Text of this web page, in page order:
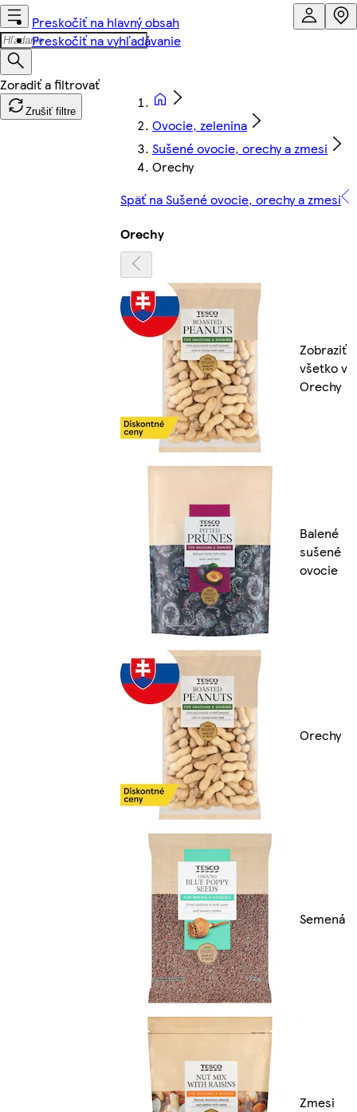
Preskočiť na hlavný obsah
Preskočiť na vyhľadávanie
Zrušiť filtre
Ovocie, zelenina
Sušené ovocie, orechy a zmesi
Orechy
Späť na Sušené ovocie, orechy a zmesi
Orechy
Zobraziť
všetko v
Orechy
Balené
sušené
ovocie
Orechy
Semená
Zmesi